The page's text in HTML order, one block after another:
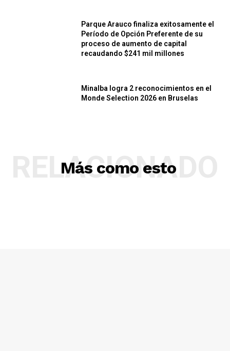
Parque Arauco finaliza exitosamente el
Período de Opción Preferente de su
proceso de aumento de capital
recaudando $241 mil millones
Minalba logra 2 reconocimientos en el
Monde Selection 2026 en Bruselas
Más como esto
RELACIONADO